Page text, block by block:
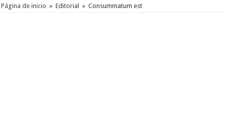
Página de inicio » Editorial » Consummatum est